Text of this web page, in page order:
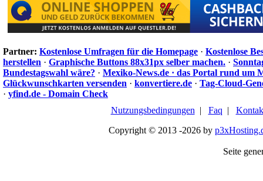
Partner: Kostenlose Umfragen für die Homepage · Kostenlose
herstellen · Graphische Buttons 88x31px selber machen. ·
Bundestagswahl wäre? · Mexiko-News.de · das Portal rund um
Glückwunschkarten versenden · konvertiere.de · Tag-Cloud-
· yfind.de - Domain Check
Nutzungsbedingungen | Faq |
Copyright © 2013 -2026 by
Seite